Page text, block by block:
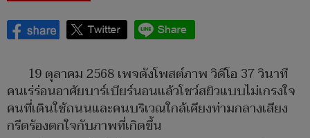
19 ตุลาคม 2568 เพจดังโพสต์ภาพ วิดีโอ 37 วินาที
คนเร่ร่อนอาศัยบาร์เบียร์นอนแล้วโชว์สยิวแบบไม่เกรงใจ
คนที่เดินใช้ถนนและคนบริเวณใกล้เคียงท่ามกลางเสียง
กรีดร้องตกใจกับภาพที่เกิดขึ้น